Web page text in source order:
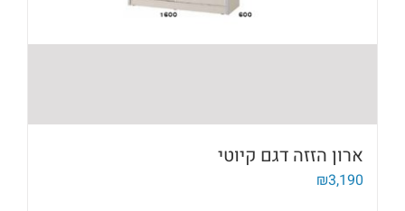
ארון הזזה דגם קיוטי
₪3,190